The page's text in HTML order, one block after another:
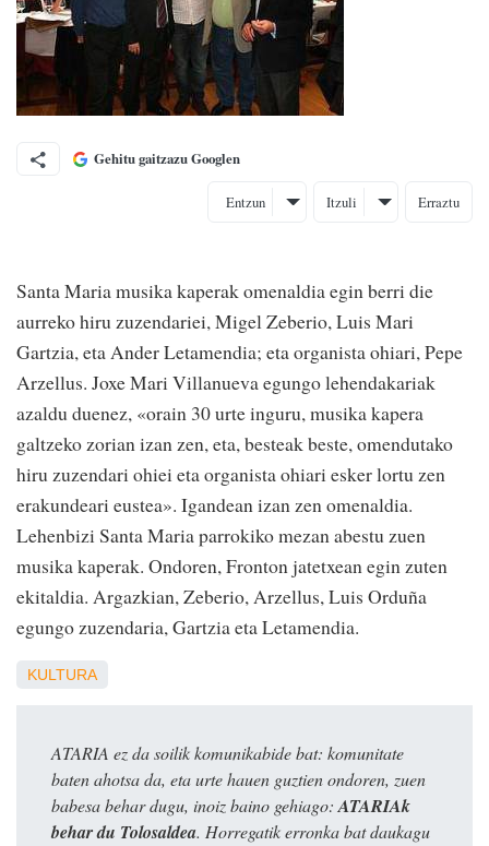
Gehitu gaitzazu Googlen
Entzun Itzuli Erraztu
Santa Maria musika kaperak omenaldia egin berri die
aurreko hiru zuzendariei, Migel Zeberio, Luis Mari
Gartzia, eta Ander Letamendia; eta organista ohiari, Pepe
Arzellus. Joxe Mari Villanueva egungo lehendakariak
azaldu duenez, «orain 30 urte inguru, musika kapera
galtzeko zorian izan zen, eta, besteak beste, omendutako
hiru zuzendari ohiei eta organista ohiari esker lortu zen
erakundeari eustea». Igandean izan zen omenaldia.
Lehenbizi Santa Maria parrokiko mezan abestu zuen
musika kaperak. Ondoren, Fronton jatetxean egin zuten
ekitaldia. Argazkian, Zeberio, Arzellus, Luis Orduña
egungo zuzendaria, Gartzia eta Letamendia.
KULTURA
ATARIA ez da soilik komunikabide bat: komunitate
baten ahotsa da, eta urte hauen guztien ondoren, zuen
babesa behar dugu, inoiz baino gehiago: ATARIAk
behar du Tolosaldea. Horregatik erronka bat daukagu